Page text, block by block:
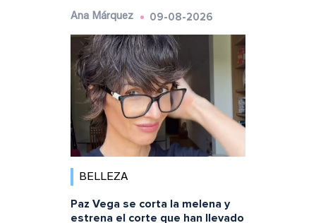
Ana Márquez 09-08-2026
BELLEZA
Paz Vega se corta la melena y
estrena el corte que han llevado